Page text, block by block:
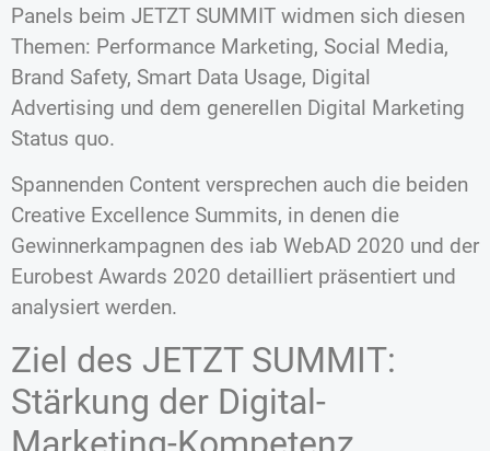
Panels beim JETZT SUMMIT widmen sich diesen
Themen: Performance Marketing, Social Media,
Brand Safety, Smart Data Usage, Digital
Advertising und dem generellen Digital Marketing
Status quo.
Spannenden Content versprechen auch die beiden
Creative Excellence Summits, in denen die
Gewinnerkampagnen des iab WebAD 2020 und der
Eurobest Awards 2020 detailliert präsentiert und
analysiert werden.
Ziel des JETZT SUMMIT:
Stärkung der Digital-